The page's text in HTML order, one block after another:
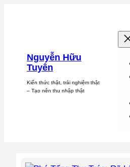
Nguyễn Hữu
Tuyên
Kiến thức thật, trải nghiệm thật
– Tạo nên thu nhập thật